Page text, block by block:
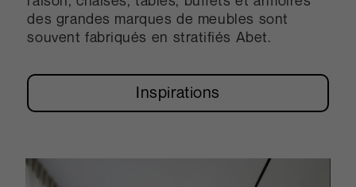
des grandes marques de meubles sont
souvent fabriqués en stratifiés Abet.
Inspirations